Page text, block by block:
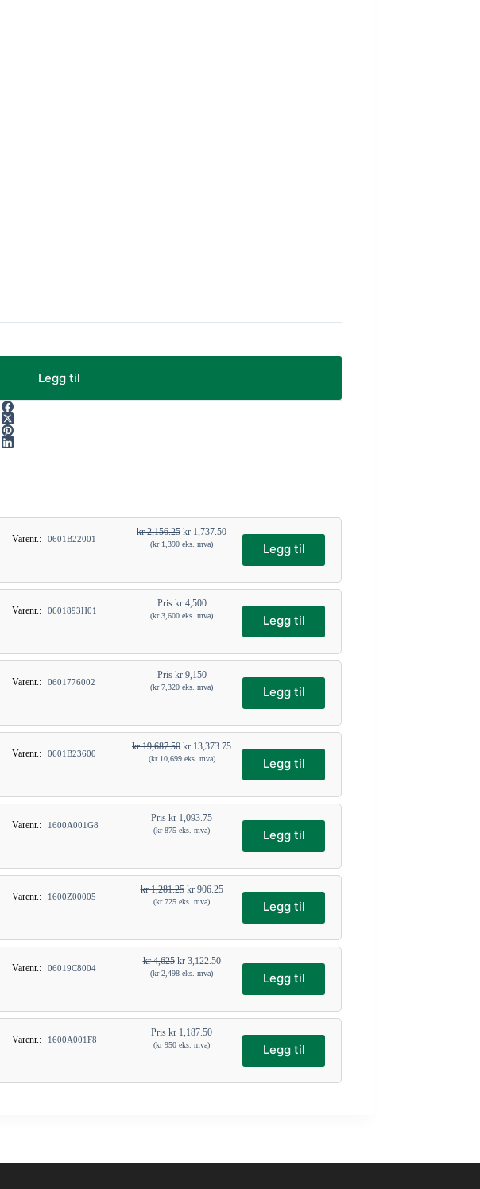
Legg til
Varenr.: 0601B22001
kr2,156.25 kr 1,737.50
(kr1,390 eks. mva) Legg til
Varenr.: 0601893H01
Pris kr4,500
(kr3,600 eks. mva) Legg til
Varenr.: 0601776002
Pris kr9,150
(kr7,320 eks. mva) Legg til
Varenr.: 0601B23600
kr19,687.50 kr 13,373.75
(kr10,699eks. mva) Legg til
Varenr.: 1600A001G8
Pris kr 1,093.75
(kr875 eks. mva) Legg til
Varenr.: 1600Z00005
kr1,281.25 kr906.25
(kr725 eks. mva) Legg til
Varenr.: 06019C8004
kr4,625 kr3,122.50
(kr2,498 eks. mva) Legg til
Varenr.: 1600A001F8
Pris kr 1,187.50
(kr950 eks. mva) Legg til